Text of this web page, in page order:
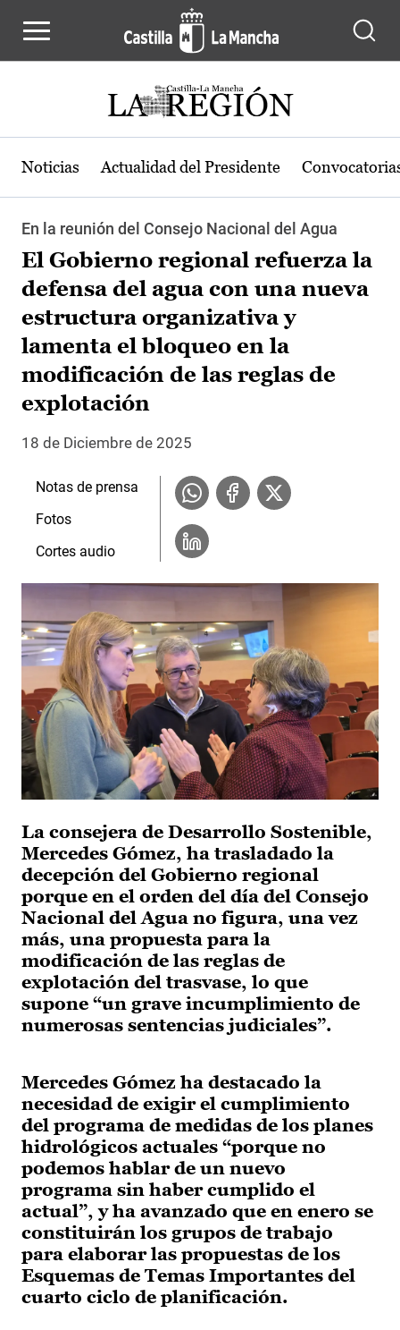
Noticias Actualidad del Presidente
En la reunión del Consejo Nacional del Agua
El Gobierno regional refuerza la
defensa del agua con una nueva
estructura organizativa y
lamenta el bloqueo en la
modificación de las reglas de
explotación
18 de Diciembre de 2025
La consejera de Desarrollo Sostenible,
Mercedes Gómez, ha trasladado la
decepción del Gobierno regional
porque en el orden del día del Consejo
Nacional del Agua no figura, una vez
más, una propuesta para la
modificación de las reglas de
explotación del trasvase, lo que
supone “un grave incumplimiento de
numerosas sentencias judiciales”.
Mercedes Gómez ha destacado la
necesidad de exigir el cumplimiento
del programa de medidas de los planes
hidrológicos actuales “porque no
podemos hablar de un nuevo
programa sin haber cumplido el
actual”, y ha avanzado que en enero se
constituirán los grupos de trabajo
para elaborar las propuestas de los
Esquemas de Temas Importantes del
cuarto ciclo de planificación.
Notas de prensa
Fotos
Cortes audio